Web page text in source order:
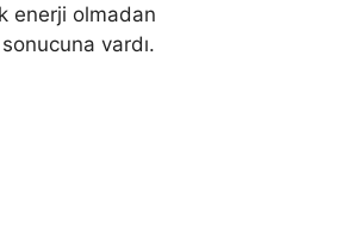
enerji olmadan
vardı.